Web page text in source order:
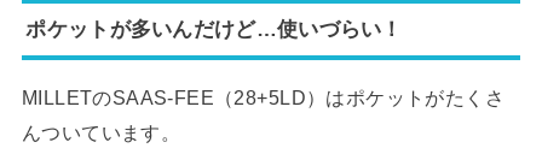
ポケットが多いんだけど…使いづらい！
MILLETのSAAS-FEE（28+5LD）はポケットがたくさ
んついています。